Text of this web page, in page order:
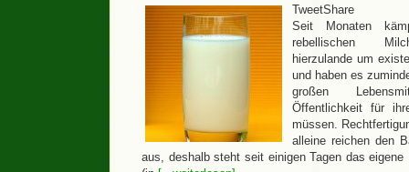
TweetShare
Seit Monaten
rebellischen
hierzulande um
und haben es
großen
Öffentlichkeit für
müssen.
alleine reichen den
aus, deshalb steht seit einigen Tagen das eigene